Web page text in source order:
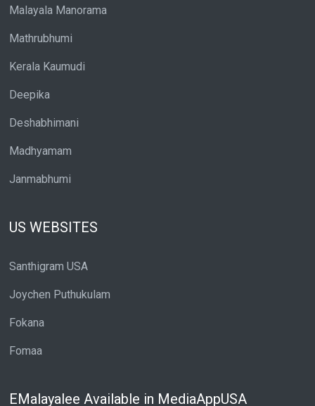
Malayala Manorama
Mathrubhumi
Kerala Kaumudi
Deepika
Deshabhimani
Madhyamam
Janmabhumi
US WEBSITES
Santhigram USA
Joychen Puthukulam
Fokana
Fomaa
EMalayalee Available in MediaAppUSA